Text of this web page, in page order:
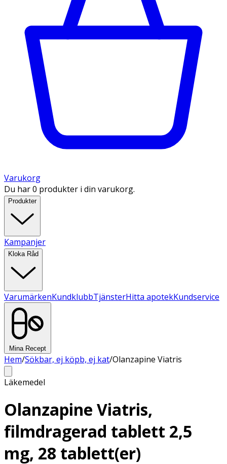
Varukorg
Du har 0 produkter i din varukorg.
Produkter
Kampanjer
Kloka Råd
VarumärkenKundklubbTjänsterHitta apotekKundservice
Mina Recept
Hem/Sökbar, ej köpb, ej kat/Olanzapine Viatris
Läkemedel
Olanzapine Viatris,
filmdragerad tablett 2,5
mg, 28 tablett(er)